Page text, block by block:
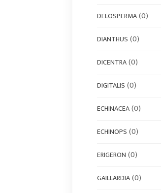
DELOSPERMA(0)
DIANTHUS (0)
DICENTRA(0)
DIGITALIS (0)
ECHINACEA(0)
ECHINOPS (0)
ERIGERON (0)
GAILLARDIA(0)